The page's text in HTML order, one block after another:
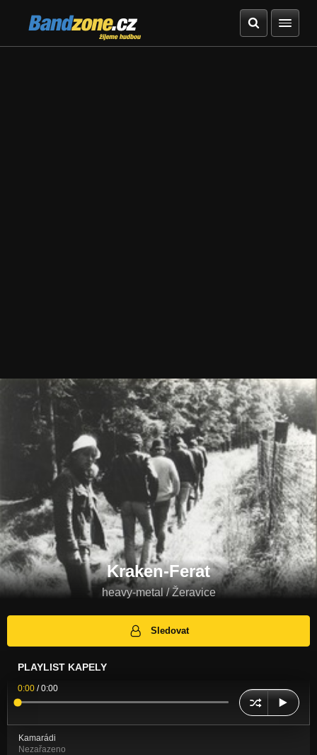
Bandzone.cz
žijeme hudbou
Kraken-Ferat
heavy-metal / Žeravice
Sledovat
PLAYLIST KAPELY
0:00 /0:00
Kamarádi
Nezařazeno